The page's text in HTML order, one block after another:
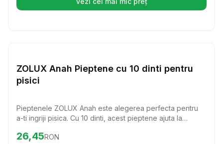
(se deschide într-o filă nouă)
ZOLUX Anah Pieptene cu 10 dinti pentru
pisici
Pieptenele ZOLUX Anah este alegerea perfecta pentru
a-ti ingriji pisica. Cu 10 dinti, acest pieptene ajuta la
confort si stralucire pisicii tale.
Preț:26.45
26,45RON